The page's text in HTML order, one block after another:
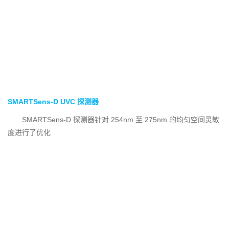
SMARTSens-D UVC 探测器
SMARTSens-D 探测器针对 254nm 至 275nm 的均匀空间灵敏
度进行了优化